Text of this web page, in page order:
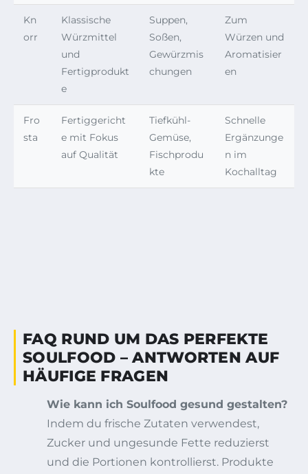
Kn
orr
Klassische
Würzmittel
und
Fertigprodukt
e
Suppen,
Soßen,
Gewürzmis
chungen
Zum
Würzen und
Aromatisier
en
Fro
sta
Fertiggericht
e mit Fokus
auf Qualität
Tiefkühl-
Gemüse,
Fischprodu
kte
Schnelle
Ergänzunge
n im
Kochalltag
FAQ RUND UM DAS PERFEKTE
SOULFOOD – ANTWORTEN AUF
HÄUFIGE FRAGEN
Wie kann ich Soulfood gesund gestalten?
Indem du frische Zutaten verwendest,
Zucker und ungesunde Fette reduzierst
und die Portionen kontrollierst. Produkte